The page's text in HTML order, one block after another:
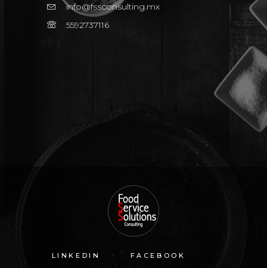
info@fssconsulting.mx
5592737116
LINKEDIN FACEBOOK